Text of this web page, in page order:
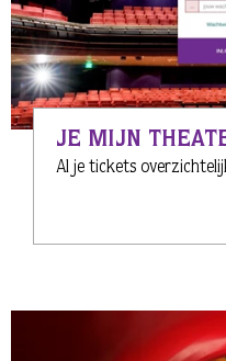
JE MIJN
Al je tickets